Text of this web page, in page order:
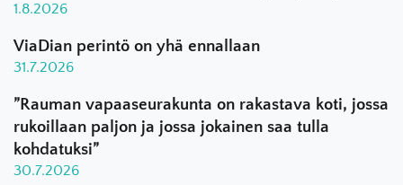
1.8.2026
ViaDian perintö on yhä ennallaan
31.7.2026
”Rauman vapaaseurakunta on rakastava koti, jossa
rukoillaan paljon ja jossa jokainen saa tulla
kohdatuksi”
30.7.2026